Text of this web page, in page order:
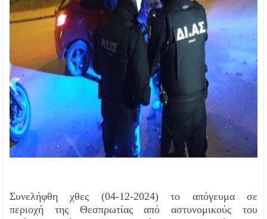
Συνελήφθη χθες (04-12-2024) το απόγευμασε
περιοχή της Θεσπρωτίαςαπό αστυνομικούς του